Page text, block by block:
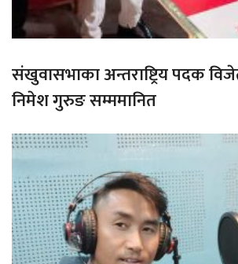
संखुवासभाका अन्तराष्ट्रिय पदक
निमेश गुरुङ सम्ममानित